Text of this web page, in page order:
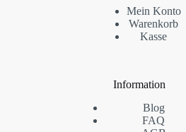
Mein Konto
Warenkorb
Kasse
Information
Blog
FAQ